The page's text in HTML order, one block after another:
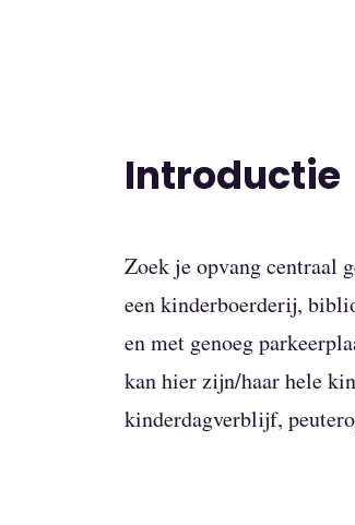
Introductie
Zoek je opvang centraal
een kinderboerderij,
en met genoeg
kan hier zijn/haar hele
kinderdagverblijf,